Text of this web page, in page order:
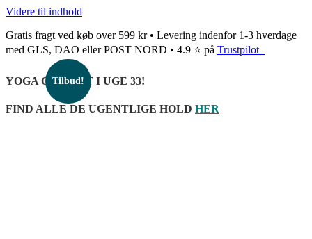
Videre til indhold
Gratis fragt ved køb over 599 kr • Levering indenfor 1-3 hverdage
med GLS, DAO eller POST NORD • 4.9 ⭐ på Trustpilot
YOGA OPSTART I UGE 33!
FIND ALLE DE UGENTLIGE HOLD HER
Tilbud!